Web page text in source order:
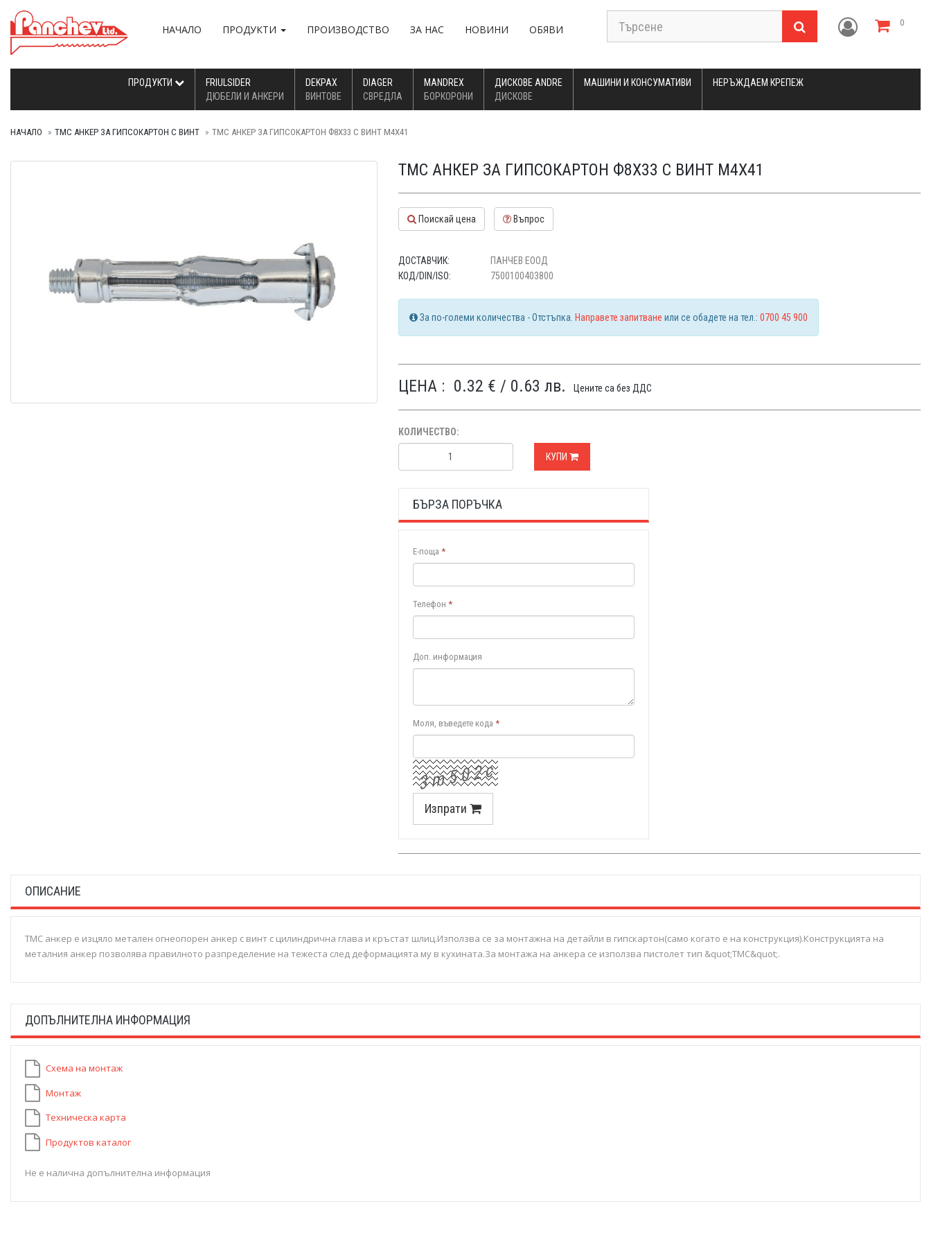
НАЧАЛО ПРОДУКТИ ПРОИЗВОДСТВО ЗА НАС НОВИНИ ОБЯВИ
0
ПРОДУКТИ
FRIULSIDER
ДЮБЕЛИ И АНКЕРИ
DEKPAX
ВИНТОВЕ
DIAGER
СВРЕДЛА
MANDREX
БОРКОРОНИ
ДИСКОВЕ ANDRE
ДИСКОВЕ
МАШИНИ И КОНСУМАТИВИ НЕРЪЖДАЕМ КРЕПЕЖ
НАЧАЛО ТМС АНКЕР ЗА ГИПСОКАРТОН С ВИНТ ТМС АНКЕР ЗА ГИПСОКАРТОН Ф8X33 С ВИНТ М4Х41
ТМС АНКЕР ЗА ГИПСОКАРТОН Ф8X33 С ВИНТ М4Х41
Поискай цена Въпрос
ДОСТАВЧИК:
ПАНЧЕВ ЕООД
КОД/DIN/ISO:
7500100403800
За по-големи количества - Отстъпка. Направете запитване или се обадете на тел.: 0700 45 900
ЦЕНА : 0.32 € / 0.63 лв. Цените са без ДДС
КОЛИЧЕСТВО:
КУПИ
БЪРЗА ПОРЪЧКА
Е-поща *
Телефон *
Доп. информация
Моля, въведете кода *
3m502c
Изпрати
ОПИСАНИЕ
TMC анкер е изцяло метален огнеопорен анкер с винт с цилиндрична глава и кръстат шлиц.Използва се за монтажна на детайли в гипскартон(само когато е на конструкция).Конструкцията на
металния анкер позволява правилното разпределение на тежеста след деформацията му в кухината.За монтажа на анкера се използва пистолет тип &quot;TMC&quot;.
ДОПЪЛНИТЕЛНА ИНФОРМАЦИЯ
Схема на монтаж
Монтаж
Техническа карта
Продуктов каталог
Не е налична допълнителна информация